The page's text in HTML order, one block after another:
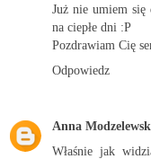
Już nie umiem się
na ciepłe dni :P
Pozdrawiam Cię
Odpowiedz
Anna
Właśnie jak